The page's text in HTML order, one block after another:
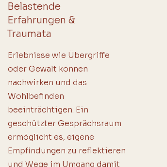
Belastende
Erfahrungen &
Traumata
Erlebnisse wie Übergriffe
oder Gewalt können
nachwirken und das
Wohlbefinden
beeinträchtigen. Ein
geschützter Gesprächsraum
ermöglicht es, eigene
Empfindungen zu reflektieren
und Wege im Umgang damit